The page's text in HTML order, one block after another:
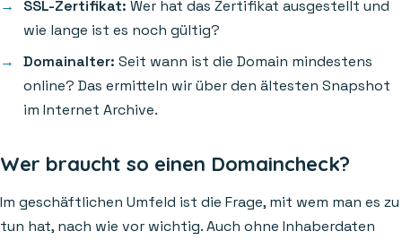
SSL-Zertifikat: Wer hat das Zertifikat ausgestellt und
wie lange ist es noch gültig?
Domainalter: Seit wann ist die Domain mindestens
online? Das ermitteln wir über den ältesten Snapshot
im Internet Archive.
Wer braucht so einen Domaincheck?
Im geschäftlichen Umfeld ist die Frage, mit wem man es zu
tun hat, nach wie vor wichtig. Auch ohne Inhaberdaten